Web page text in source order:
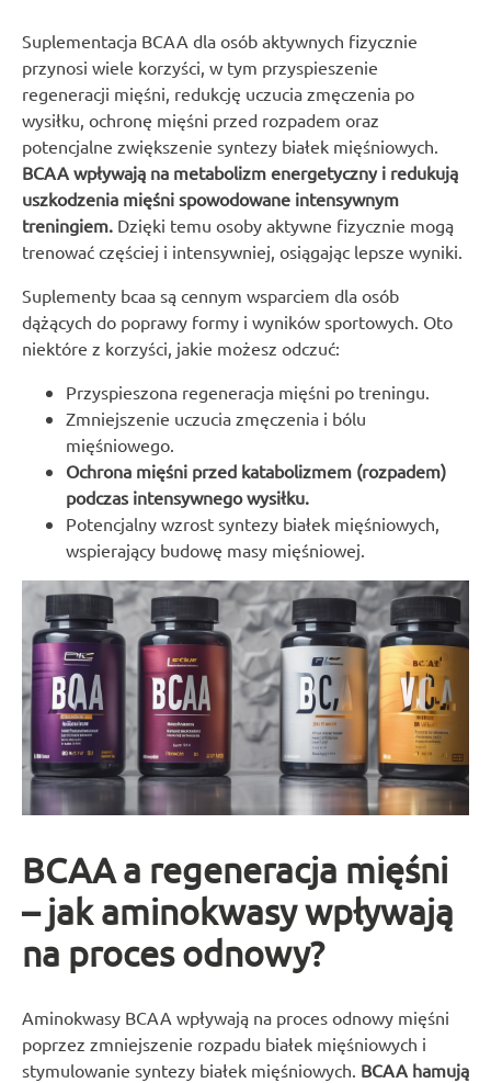
Suplementacja BCAA dla osób aktywnych fizycznie
przynosi wiele korzyści, w tym przyspieszenie
regeneracji mięśni, redukcję uczucia zmęczenia po
wysiłku, ochronę mięśni przed rozpadem oraz
potencjalne zwiększenie syntezy białek mięśniowych.
BCAA wpływają na metabolizm energetyczny i redukują
uszkodzenia mięśni spowodowane intensywnym
treningiem. Dzięki temu osoby aktywne fizycznie mogą
trenować częściej i intensywniej, osiągając lepsze wyniki.
Suplementy bcaa są cennym wsparciem dla osób
dążących do poprawy formy i wyników sportowych. Oto
niektóre z korzyści, jakie możesz odczuć:
Przyspieszona regeneracja mięśni po treningu.
Zmniejszenie uczucia zmęczenia i bólu
mięśniowego.
Ochrona mięśni przed katabolizmem (rozpadem)
podczas intensywnego wysiłku.
Potencjalny wzrost syntezy białek mięśniowych,
wspierający budowę masy mięśniowej.
BCAA a regeneracja mięśni
– jak aminokwasy wpływają
na proces odnowy?
Aminokwasy BCAA wpływają na proces odnowy mięśni
poprzez zmniejszenie rozpadu białek mięśniowych i
stymulowanie syntezy białek mięśniowych. BCAA hamują